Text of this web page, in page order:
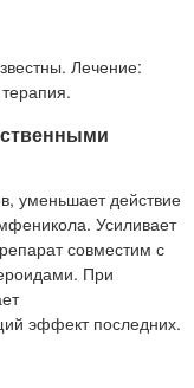
Лечение:
уменьшает действие
Усиливает
совместим с
При
эффект последних.